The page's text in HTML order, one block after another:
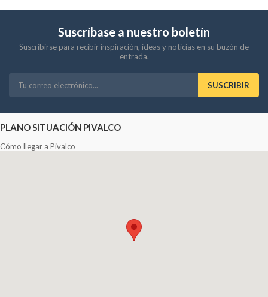
Suscríbase a nuestro boletín
Suscribirse para recibir inspiración, ideas y noticias en su buzón de
entrada.
SUSCRIBIR
PLANO SITUACIÓN PIVALCO
Cómo llegar a Pivalco